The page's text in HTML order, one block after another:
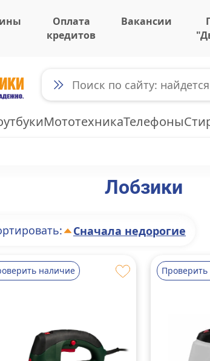
Оплата
кредитов
Вакансии
МототехникаТелефоны
Лобзики
Сначала недорогие
наличие